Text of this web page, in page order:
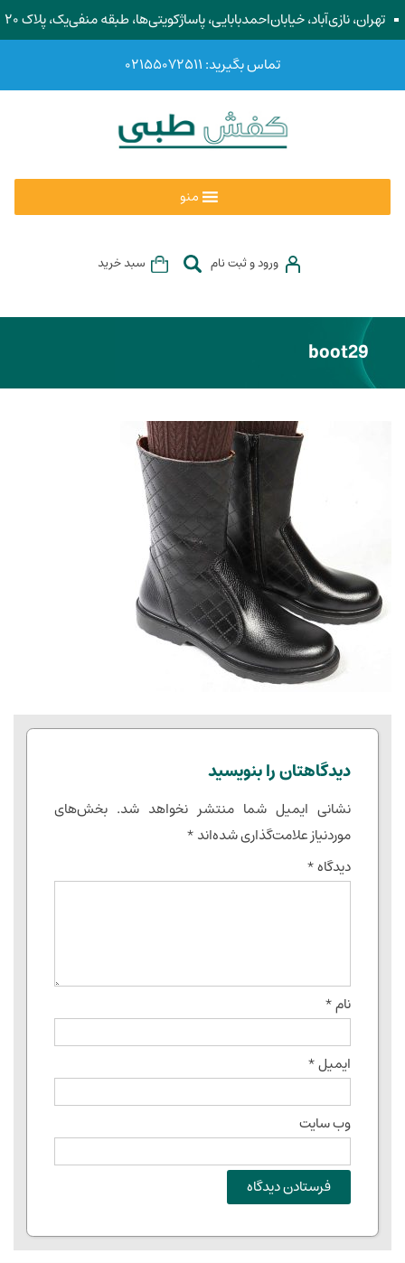
تهران، نازی‌آباد، خیابان‌احمد‌بابایی، پاساژ‌کویتی‌ها، طبقه منفی‌یک، پلاک ۲۰
تماس بگیرید: ۰۲۱۵۵۰۷۲۵۱۱
منو
ورود و ثبت نام سبد خرید
boot29
دیدگاهتان را بنویسید
نشانی ایمیل شما منتشر نخواهد شد. بخش‌های
موردنیاز علامت‌گذاری شده‌اند*
دیدگاه*
نام*
ایمیل*
وب‌ سایت